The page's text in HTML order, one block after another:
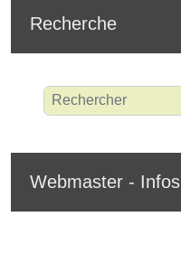
Recherche
Webmaster - Infos